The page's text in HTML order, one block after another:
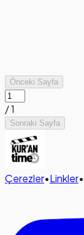
Önceki Sayfa
/1
Sonraki Sayfa
Çerezler•Linkler•